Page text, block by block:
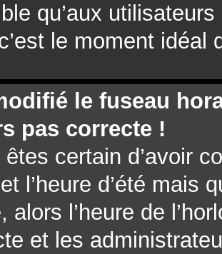
qu’aux
le moment idéal
le fuseau
pas correcte !
certain d’avoir
l’heure d’été mais
alors l’heure de
et les